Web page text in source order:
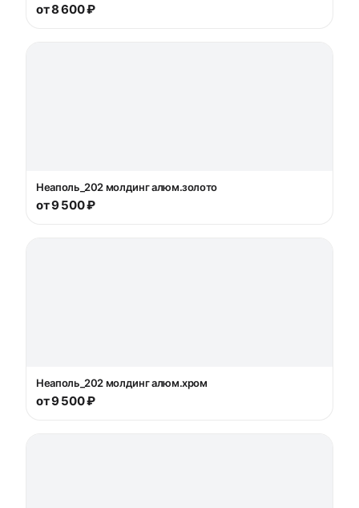
от 8 600 ₽
Неаполь_202 молдинг алюм.золото
от 9 500 ₽
Неаполь_202 молдинг алюм.хром
от 9 500 ₽